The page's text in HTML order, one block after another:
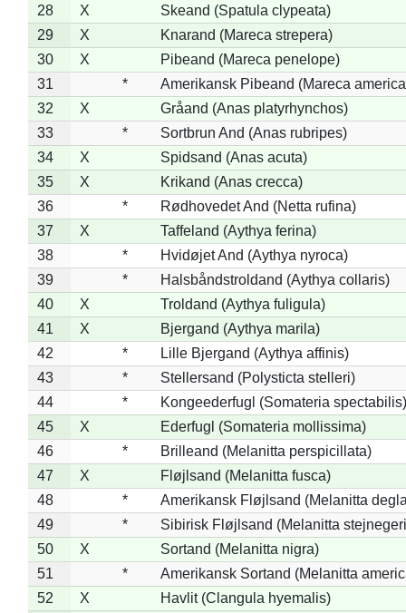
28
X
Skeand (Spatula clypeata)
29
X
Knarand (Mareca strepera)
30
X
Pibeand (Mareca penelope)
31
*
Amerikansk Pibeand (Mareca
32
X
Gråand (Anas platyrhynchos)
33
*
Sortbrun And (Anas rubripes)
34
X
Spidsand (Anas acuta)
35
X
Krikand (Anas crecca)
36
*
Rødhovedet And (Netta rufina)
37
X
Taffeland (Aythya ferina)
38
*
Hvidøjet And (Aythya nyroca)
39
*
Halsbåndstroldand (Aythya collaris)
40
X
Troldand (Aythya fuligula)
41
X
Bjergand (Aythya marila)
42
*
Lille Bjergand (Aythya affinis)
43
*
Stellersand (Polysticta stelleri)
44
*
Kongeederfugl (Somateria spectabilis)
45
X
Ederfugl (Somateria mollissima)
46
*
Brilleand (Melanitta perspicillata)
47
X
Fløjlsand (Melanitta fusca)
48
*
Amerikansk Fløjlsand (Melanitta
49
*
Sibirisk Fløjlsand (Melanitta
50
X
Sortand (Melanitta nigra)
51
*
Amerikansk Sortand (Melanitta
52
X
Havlit (Clangula hyemalis)